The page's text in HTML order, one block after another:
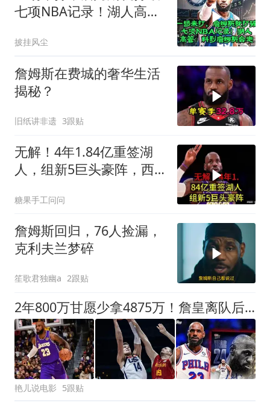
七项NBA记录！湖人高
披挂风尘
詹姆斯在费城的奢华生活
揭秘？
旧纸讲非遗 3跟贴
无解！4年1.84亿重签湖
人，组新5巨头豪阵，西
糖果手工问问
詹姆斯回归，76人捡漏，
克利夫兰梦碎
笙歌君独幽a 2跟贴
2年800万甘愿少拿4875万！詹皇离队后，湖人砸4.46亿豪赌西部格局
艳儿说电影 5跟贴